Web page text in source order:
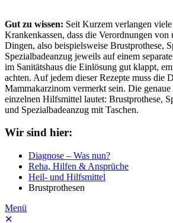
Gut zu wissen: Seit Kurzem verlangen
Krankenkassen, dass die Verordnungen von
Dingen, also beispielsweise Brustprothese,
Spezialbadeanzug jeweils auf einem
im Sanitätshaus die Einlösung gut klappt,
achten. Auf jedem dieser Rezepte muss die
Mammakarzinom vermerkt sein. Die
einzelnen Hilfsmittel lautet: Brustprothese,
und Spezialbadeanzug mit Taschen.
Wir sind hier:
Diagnose – Was nun?
Reha, Hilfen & Ansprüche
Heil- und Hilfsmittel
Brustprothesen
Menü
✕